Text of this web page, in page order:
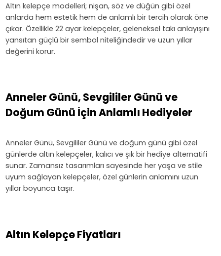
Altın kelepçe modelleri; nişan, söz ve düğün gibi özel
anlarda hem estetik hem de anlamlı bir tercih olarak öne
çıkar. Özellikle 22 ayar kelepçeler, geleneksel takı anlayışını
yansıtan güçlü bir sembol niteliğindedir ve uzun yıllar
değerini korur.
Anneler Günü, Sevgililer Günü ve
Doğum Günü İçin Anlamlı Hediyeler
Anneler Günü, Sevgililer Günü ve doğum günü gibi özel
günlerde altın kelepçeler, kalıcı ve şık bir hediye alternatifi
sunar. Zamansız tasarımları sayesinde her yaşa ve stile
uyum sağlayan kelepçeler, özel günlerin anlamını uzun
yıllar boyunca taşır.
Altın Kelepçe Fiyatları